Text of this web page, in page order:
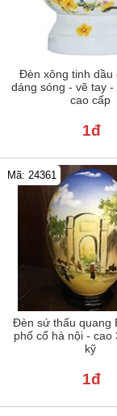
Đèn xông tinh dầu
dáng sóng - vẽ tay -
cao cấp
1đ
Đèn sứ thấu quang
phố cổ hà nội - cao
kỹ
Mã: 24361
1đ